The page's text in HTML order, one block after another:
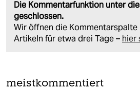
Die Kommentarfunktion unter
geschlossen.
Wir öffnen die Kommentarspalte
Artikeln für etwa drei Tage – hier
meistkommentiert